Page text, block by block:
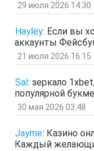
ащрд
Гость
Гость
ЗОл
Гость
оЭЬЧ
29 июля 2026 14:30
Hayley: Если вы
аккаунты
21 июля 2026 16:15
Sal : зеркало
популярной
30 мая 2026 03:48
Jayme: Казино
Каждый